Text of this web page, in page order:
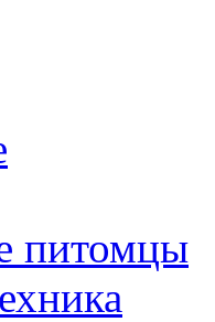
питомцы